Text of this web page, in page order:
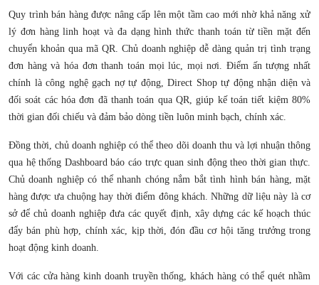
Quy trình bán hàng được nâng cấp lên một tầm cao mới nhờ khả năng xử
lý đơn hàng linh hoạt và đa dạng hình thức thanh toán từ tiền mặt đến
chuyển khoản qua mã QR. Chủ doanh nghiệp dễ dàng quản trị tình trạng
đơn hàng và hóa đơn thanh toán mọi lúc, mọi nơi. Điểm ấn tượng nhất
chính là công nghệ gạch nợ tự động, Direct Shop tự động nhận diện và
đối soát các hóa đơn đã thanh toán qua QR, giúp kế toán tiết kiệm 80%
thời gian đối chiếu và đảm bảo dòng tiền luôn minh bạch, chính xác.
Đồng thời, chủ doanh nghiệp có thể theo dõi doanh thu và lợi nhuận thông
qua hệ thống Dashboard báo cáo trực quan sinh động theo thời gian thực.
Chủ doanh nghiệp có thể nhanh chóng nắm bắt tình hình bán hàng, mặt
hàng được ưa chuộng hay thời điểm đông khách. Những dữ liệu này là cơ
sở để chủ doanh nghiệp đưa các quyết định, xây dựng các kế hoạch thúc
đẩy bán phù hợp, chính xác, kịp thời, đón đầu cơ hội tăng trưởng trong
hoạt động kinh doanh.
Với các cửa hàng kinh doanh truyền thống, khách hàng có thể quét nhầm